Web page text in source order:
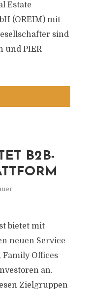
Estate
(OREIM) mit
sind
und PIER
B2B-
bietet mit
neuen Service
Offices
an.
Zielgruppen